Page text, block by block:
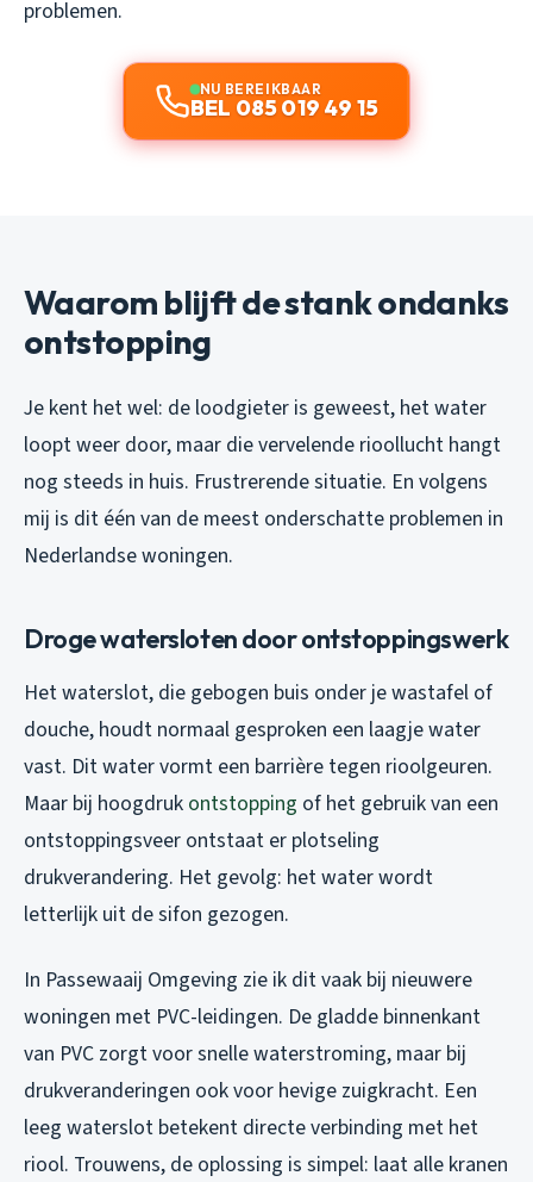
problemen.
NU BEREIKBAAR
BEL 085 019 49 15
Waarom blijft de stank ondanks
ontstopping
Je kent het wel: de loodgieter is geweest, het water
loopt weer door, maar die vervelende rioollucht hangt
nog steeds in huis. Frustrerende situatie. En volgens
mij is dit één van de meest onderschatte problemen in
Nederlandse woningen.
Droge watersloten door ontstoppingswerk
Het waterslot, die gebogen buis onder je wastafel of
douche, houdt normaal gesproken een laagje water
vast. Dit water vormt een barrière tegen rioolgeuren.
Maar bij hoogdruk ontstopping of het gebruik van een
ontstoppingsveer ontstaat er plotseling
drukverandering. Het gevolg: het water wordt
letterlijk uit de sifon gezogen.
In Passewaaij Omgeving zie ik dit vaak bij nieuwere
woningen met PVC-leidingen. De gladde binnenkant
van PVC zorgt voor snelle waterstroming, maar bij
drukveranderingen ook voor hevige zuigkracht. Een
leeg waterslot betekent directe verbinding met het
riool. Trouwens, de oplossing is simpel: laat alle kranen